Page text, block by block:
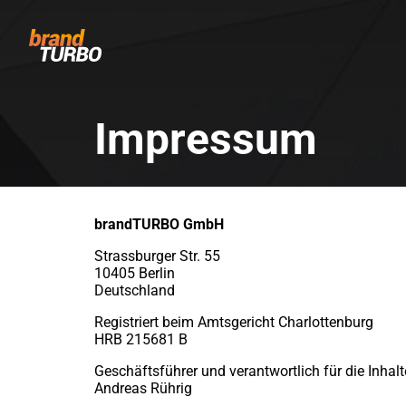
Impressum
brandTURBO GmbH
Strassburger Str. 55
10405 Berlin
Deutschland
Registriert beim Amtsgericht Charlottenburg
HRB 215681 B
Geschäftsführer und verantwortlich für die
Andreas Rührig